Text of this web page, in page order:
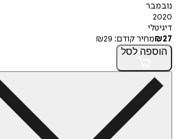
נובמבר
2020
דיגיטלי
₪27 מחיר קודם: ₪29
הוספה לסל